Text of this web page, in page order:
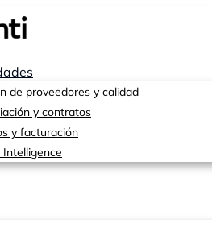
de proveedores y calidad
y contratos
y facturación